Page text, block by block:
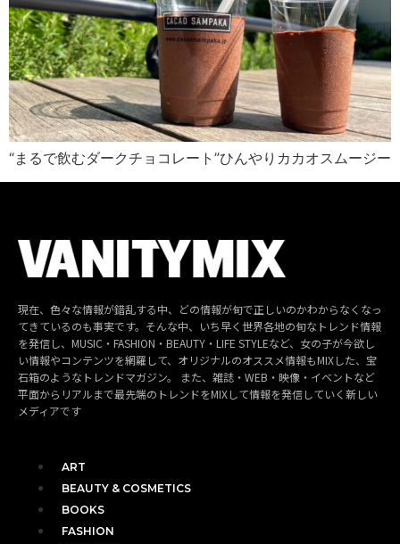
“まるで飲むダークチョコレート”ひんやりカカオスムージー
現在、色々な情報が錯乱する中、どの情報が旬で正しいのかわからなくなっ
てきているのも事実です。そんな中、いち早く世界各地の旬なトレンド情報
を発信し、MUSIC・FASHION・BEAUTY・LIFE STYLEなど、女の子が今欲し
い情報やコンテンツを網羅して、オリジナルのオススメ情報もMIXした、宝
石箱のようなトレンドマガジン。 また、雑誌・WEB・映像・イベントなど
平面からリアルまで最先端のトレンドをMIXして情報を発信していく新しい
メディアです
ART
BEAUTY & COSMETICS
BOOKS
FASHION